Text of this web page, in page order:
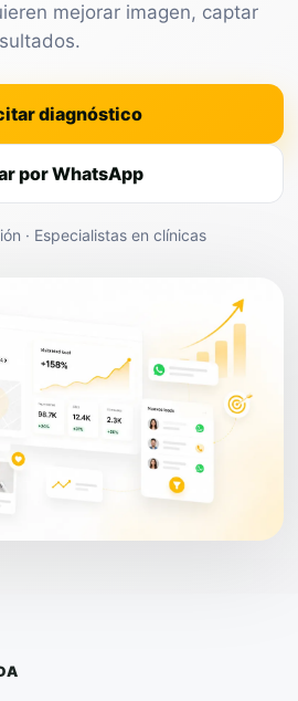
mejorar imagen, captar
diagnóstico
por WhatsApp
· Especialistas en clínicas